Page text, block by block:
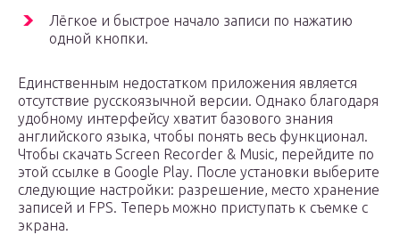
Лёгкое и быстрое начало записи по нажатию
одной кнопки.
Единственным недостатком приложения является
отсутствие русскоязычной версии. Однако благодаря
удобному интерфейсу хватит базового знания
английского языка, чтобы понять весь функционал.
Чтобы скачать Screen Recorder & Music, перейдите по
этой ссылке в Google Play. После установки выберите
следующие настройки: разрешение, место хранение
записей и FPS. Теперь можно приступать к съемке с
экрана.